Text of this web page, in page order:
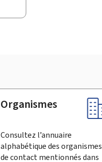
Organismes
Consultez l’annuaire
alphabétique des organismes
de contact mentionnés dans